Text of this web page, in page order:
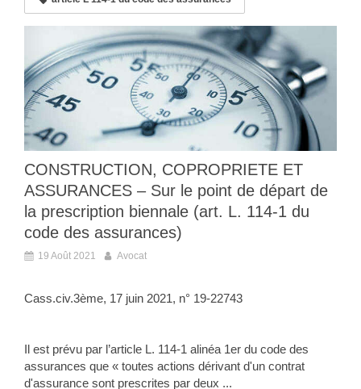
CONSTRUCTION, COPROPRIETE ET
ASSURANCES – Sur le point de départ de
la prescription biennale (art. L. 114-1 du
code des assurances)
19 Août 2021 Avocat
Cass.civ.3ème, 17 juin 2021, n° 19-22743
Il est prévu par l’article L. 114-1 alinéa 1er du code des
assurances que « toutes actions dérivant d'un contrat
d'assurance sont prescrites par deux ...